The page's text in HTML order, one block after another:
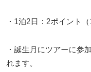
・1泊2日：2ポイント
・誕生月にツアーに参
れます。